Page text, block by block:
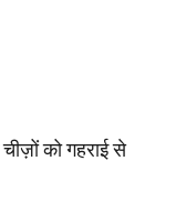
को गहराई से